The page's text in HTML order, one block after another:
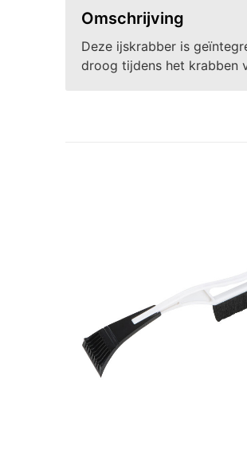
Omschrijving
Deze ijskrabber is
droog tijdens het krabben